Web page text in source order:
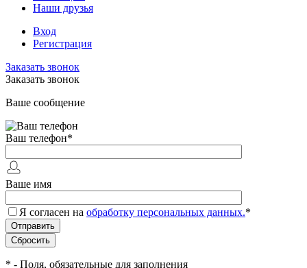
Наши друзья
Вход
Регистрация
Заказать звонок
Заказать звонок
Ваше сообщение
Ваш телефон*
Ваше имя
Я согласен на обработку персональных данных.*
* - Поля, обязательные для заполнения